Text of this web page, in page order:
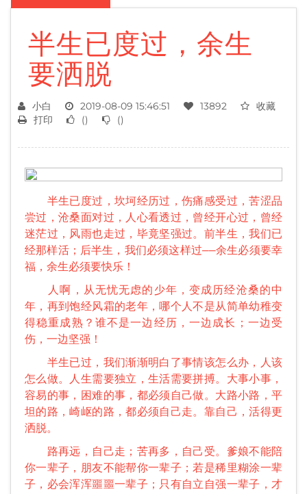
半生已度过，余生
要洒脱
小白 2019-08-09 15:46:51 13892
收藏
打印
() ()
半生已度过，坎坷经历过，伤痛感受过，苦涩品
尝过，沧桑面对过，人心看透过，曾经开心过，曾经
迷茫过，风雨也走过，毕竟坚强过。前半生，我们已
经那样活；后半生，我们必须这样过——余生必须要幸
福，余生必须要快乐！
人啊，从无忧无虑的少年，变成历经沧桑的中
年，再到饱经风霜的老年，哪个人不是从简单幼稚变
得稳重成熟？谁不是一边经历，一边成长；一边受
伤，一边坚强！
半生已过，我们渐渐明白了事情该怎么办，人该
怎么做。人生需要独立，生活需要拼搏。大事小事，
容易的事，困难的事，都必须自己做。大路小路，平
坦的路，崎岖的路，都必须自己走。靠自己，活得更
洒脱。
路再远，自己走；苦再多，自己受。爹娘不能陪
你一辈子，朋友不能帮你一辈子；若是稀里糊涂一辈
子，必会浑浑噩噩一辈子；只有自立自强一辈子，才